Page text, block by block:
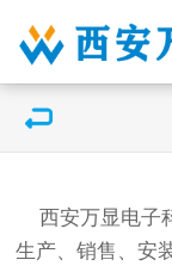
西安万显电子
生产、销售、安